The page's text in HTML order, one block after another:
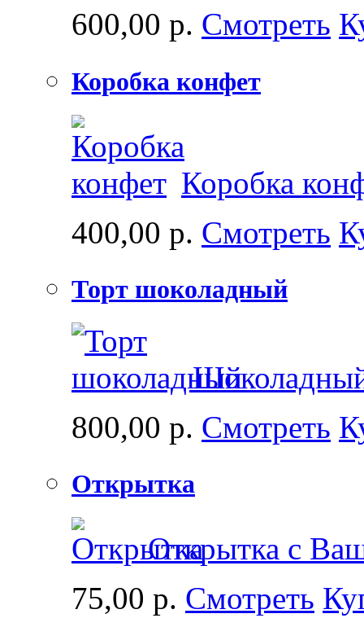
600,00 р. Смотреть
Коробка конфет
Коробка
400,00 р. Смотреть
Торт шоколадный
800,00 р. Смотреть
Открытка
Открытка с
75,00 р. Смотреть